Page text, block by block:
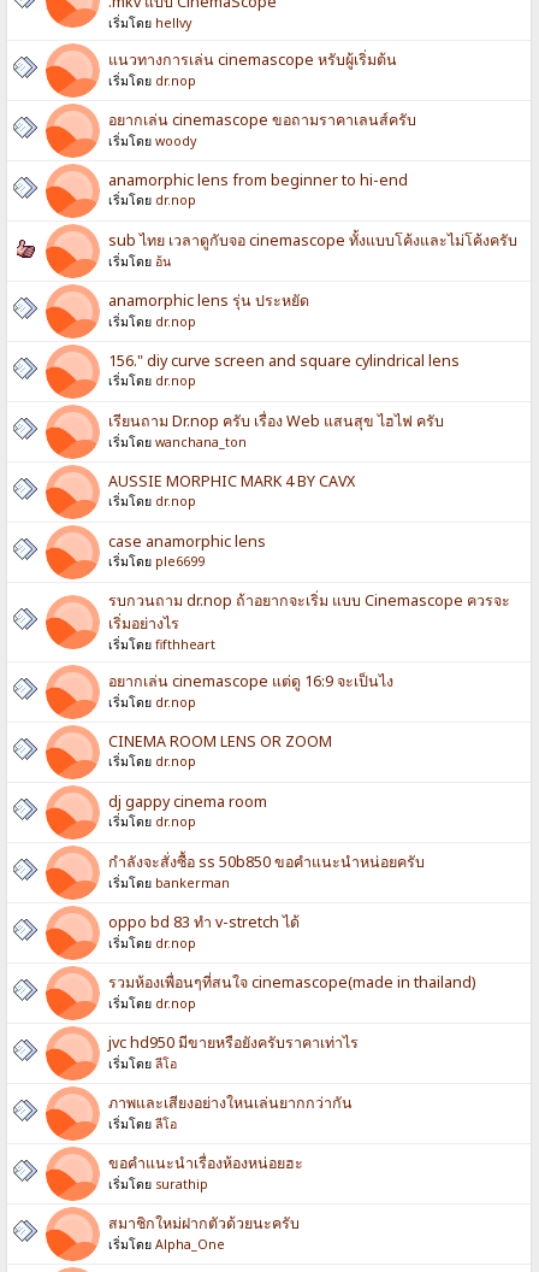
เริ่มโดย hellvy
แนวทางการเล่น cinemascope หรับผู้เริ่มต้น
เริ่มโดย dr.nop
อยากเล่น cinemascope ขอถามราคาเลนส์ครับ
เริ่มโดยwoody
anamorphic lens from beginner to hi-end
เริ่มโดย dr.nop
sub ไทย เวลาดูกับจอ cinemascope ทั้งแบบโค้งและไม่โค้งครับ
เริ่มโดย อ้น
anamorphic lens รุ่น ประหยัด
เริ่มโดย dr.nop
156." diy curve screen and square cylindrical lens
เริ่มโดย dr.nop
เรียนถาม Dr.nop ครับ เรื่อง Web แสนสุข ไฮไฟ ครับ
เริ่มโดยwanchana_ton
AUSSIE MORPHIC MARK 4 BY CAVX
เริ่มโดย dr.nop
case anamorphic lens
เริ่มโดย ple6699
รบกวนถาม dr.nop ถ้าอยากจะเริ่ม แบบ Cinemascope ควรจะ
เริ่มอย่างไร
เริ่มโดยfifthheart
อยากเล่น cinemascope แต่ดู 16:9 จะเป็นไง
เริ่มโดย dr.nop
CINEMA ROOM LENS OR ZOOM
เริ่มโดย dr.nop
dj gappy cinema room
เริ่มโดย dr.nop
กำลังจะสั่งซื้อ ss 50b850 ขอคำแนะนำหน่อยครับ
เริ่มโดย bankerman
oppo bd 83 ทำ v-stretch ได้
เริ่มโดย dr.nop
รวมห้องเพื่อนๆที่สนใจ cinemascope(made in thailand)
เริ่มโดย dr.nop
jvc hd950 มีขายหรือยังครับราคาเท่าไร
เริ่มโดยลีโอ
ภาพและเสียงอย่างใหนเล่นยากกว่ากัน
เริ่มโดยลีโอ
ขอคำแนะนำเรื่องห้องหน่อยฮะ
เริ่มโดย surathip
สมาชิกใหม่ฝากตัวด้วยนะครับ
เริ่มโดยAlpha_One